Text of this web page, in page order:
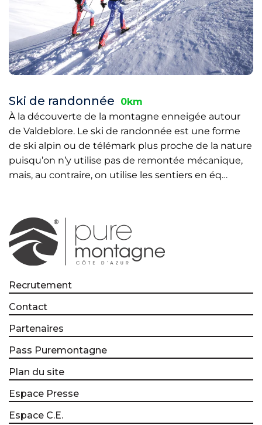
Ski de randonnée
0km
À la découverte de la montagne enneigée autour
de Valdeblore. Le ski de randonnée est une forme
de ski alpin ou de télémark plus proche de la nature
puisqu’on n’y utilise pas de remontée mécanique,
mais, au contraire, on utilise les sentiers en éq…
Recrutement
Contact
Partenaires
Pass Puremontagne
Plan du site
Espace Presse
Espace C.E.